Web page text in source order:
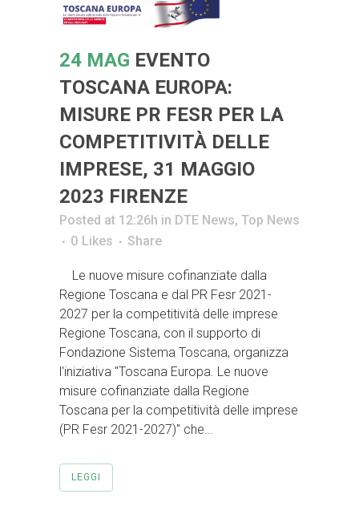
24 MAG EVENTO
TOSCANA EUROPA:
MISURE PR FESR PER LA
COMPETITIVITÀ DELLE
IMPRESE, 31 MAGGIO
2023 FIRENZE
Posted at 12:26h in DTE News, Top News
0 Likes Share
Le nuove misure cofinanziate dalla
Regione Toscana e dal PR Fesr 2021-
2027 per la competitività delle imprese
Regione Toscana, con il supporto di
Fondazione Sistema Toscana, organizza
l'iniziativa "Toscana Europa. Le nuove
misure cofinanziate dalla Regione
Toscana per la competitività delle imprese
(PR Fesr 2021-2027)" che...
LEGGI